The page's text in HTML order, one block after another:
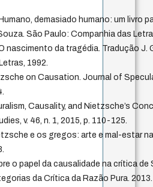
demasiado humano: um livro
São Paulo: Companhia das
nascimento da tragédia. Tradução J.
1992.
on Causation. Journal of
Causality, and Nietzsche’s
v. 46, n. 1, 2015, p. 110-125.
e os gregos: arte e mal-estar
o papel da causalidade na crítica
da Crítica da Razão Pura.